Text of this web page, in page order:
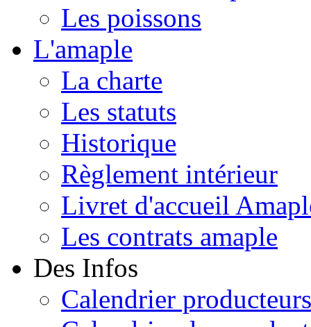
Les poissons
L'amaple
La charte
Les statuts
Historique
Règlement intérieur
Livret d'accueil
Les contrats amaple
Des Infos
Calendrier producteurs